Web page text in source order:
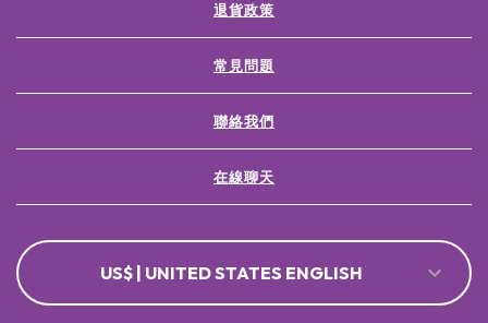
退貨政策
常見問題
聯絡我們
在線聊天
US$ | UNITED STATES ENGLISH